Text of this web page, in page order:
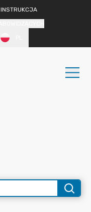
INSTRUKCJA